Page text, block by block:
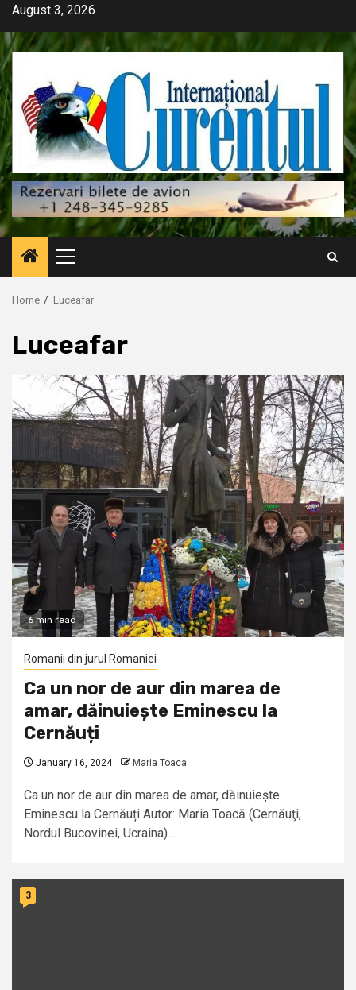
Skip
content
August 3, 2026
Primary
Menu
Home Luceafar
Luceafar
6 min read
Romanii din jurul Romaniei
Ca un nor de aur din marea de
amar, dăinuiește Eminescu la
Cernăuți
January 16, 2024 Maria Toaca
Ca un nor de aur din marea de amar, dăinuiește
Eminescu la Cernăuți Autor: Maria Toacă (Cernăuţi,
Nordul Bucovinei, Ucraina)...
3